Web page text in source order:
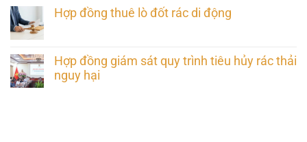
Hợp đồng thuê lò đốt rác di động
Hợp đồng giám sát quy trình tiêu hủy rác thải
nguy hại